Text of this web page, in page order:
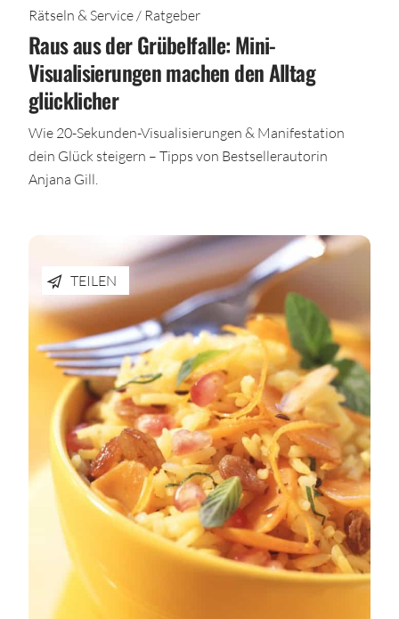
Rätseln & Service / Ratgeber
Raus aus der Grübelfalle: Mini-
Visualisierungen machen den Alltag
glücklicher
Wie 20-Sekunden-Visualisierungen & Manifestation
dein Glück steigern – Tipps von Bestsellerautorin
Anjana Gill.
TEILEN